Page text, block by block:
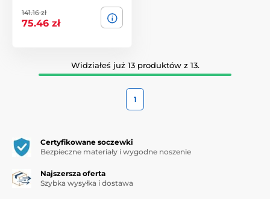
141.16 zł
75.46 zł
Widziałeś już 13 produktów z 13.
1
Certyfikowane soczewki
Bezpieczne materiały i wygodne noszenie
Najszersza oferta
Szybka wysyłka i dostawa